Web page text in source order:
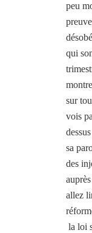
peu
qui
sur
vois
sa
des
allez
la loi